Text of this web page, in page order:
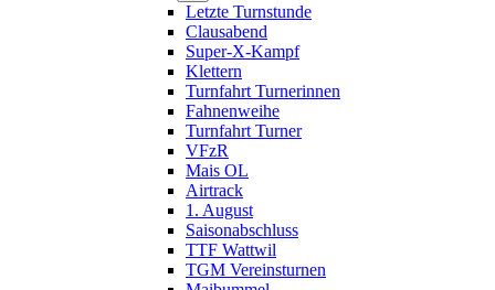
Letzte Turnstunde
Clausabend
Super-X-Kampf
Klettern
Turnfahrt Turnerinnen
Fahnenweihe
Turnfahrt Turner
VFzR
Mais OL
Airtrack
1. August
Saisonabschluss
TTF Wattwil
TGM Vereinsturnen